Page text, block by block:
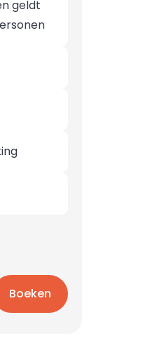
geldt
Boeken